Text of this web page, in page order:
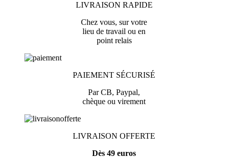
LIVRAISON RAPIDE
Chez vous, sur votre
lieu de travail ou en
point relais
PAIEMENT SÉCURISÉ
Par CB, Paypal,
chèque ou virement
LIVRAISON OFFERTE
Dès 49 euros